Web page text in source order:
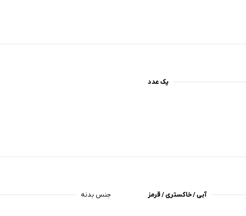
یک عدد
آبی / خاکستری / قرمز جنس بدنه